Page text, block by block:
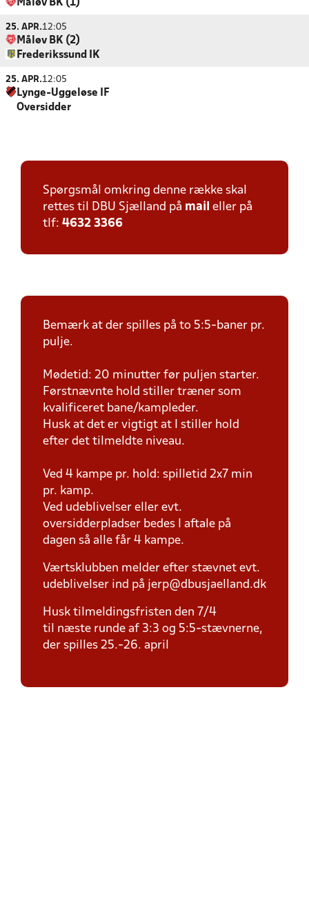
Måløv BK (1)
25. APR.12:05
Måløv BK (2)
Frederikssund IK
25. APR.12:05
Lynge-Uggeløse IF
Oversidder
Spørgsmål omkring denne række skal
rettes til DBU Sjælland på mail eller på
tlf: 4632 3366
Bemærk at der spilles på to 5:5-baner pr.
pulje.
Mødetid: 20 minutter før puljen starter.
Førstnævnte hold stiller træner som
kvalificeret bane/kampleder.
Husk at det er vigtigt at I stiller hold
efter det tilmeldte niveau.
Ved 4 kampe pr. hold: spilletid 2x7 min
pr. kamp.
Ved udeblivelser eller evt.
oversidderpladser bedes I aftale på
dagen så alle får 4 kampe.
Værtsklubben melder efter stævnet evt.
udeblivelser ind på jerp@dbusjaelland.dk
Husk tilmeldingsfristen den 7/4
til næste runde af 3:3 og 5:5-stævnerne,
der spilles 25.-26. april